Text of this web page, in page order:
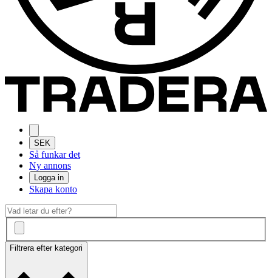
SEK
Så funkar det
Ny annons
Logga in
Skapa konto
Filtrera efter kategori